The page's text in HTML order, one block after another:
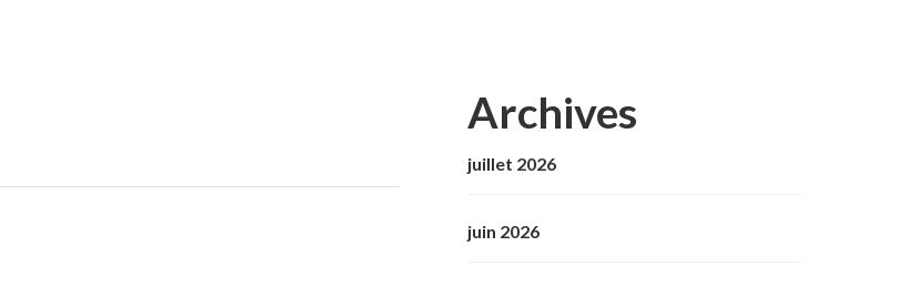
Archives
juillet 2026
juin 2026